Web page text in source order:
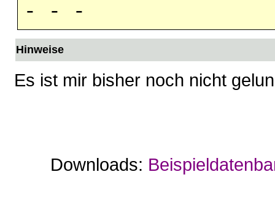
- - -
Hinweise
Es ist mir bisher noch nicht
Downloads: